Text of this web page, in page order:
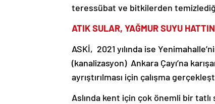
teressübat ve bitkilerden
ATIK SULAR, YAĞMUR SUYU
ASKİ, 2021 yılında ise
(kanalizasyon) Ankara Çayı’na
ayrıştırılması için çalışma
Aslında kent için çok önemli bir tatlı